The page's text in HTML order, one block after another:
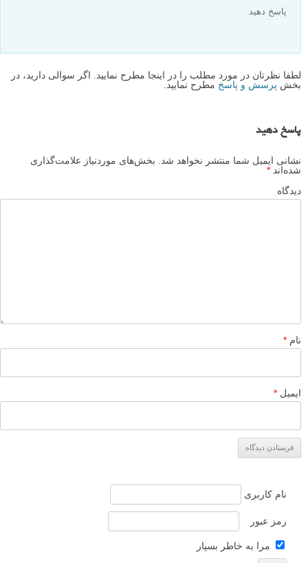
پاسخ دهید
لطفا نظرتان در مورد مطلب را در اینجا مطرح نمایید. اگر سوالی دارید، در
بخش پرسش و پاسخ مطرح نمایید.
پاسخ دهید
نشانی ایمیل شما منتشر نخواهد شد.
بخش‌های موردنیاز علامت‌گذاری
شده‌اند *
دیدگاه
نام *
ایمیل *
نام کاربری
رمز عبور
مرا به خاطر بسپار